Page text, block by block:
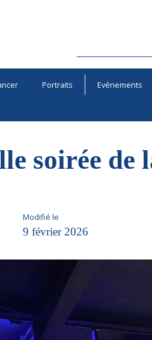
Portraits Evénements
soirée de
Modifié le
9 février 2026